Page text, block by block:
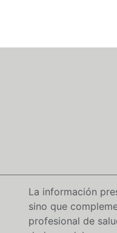
La información
sino que
profesional de